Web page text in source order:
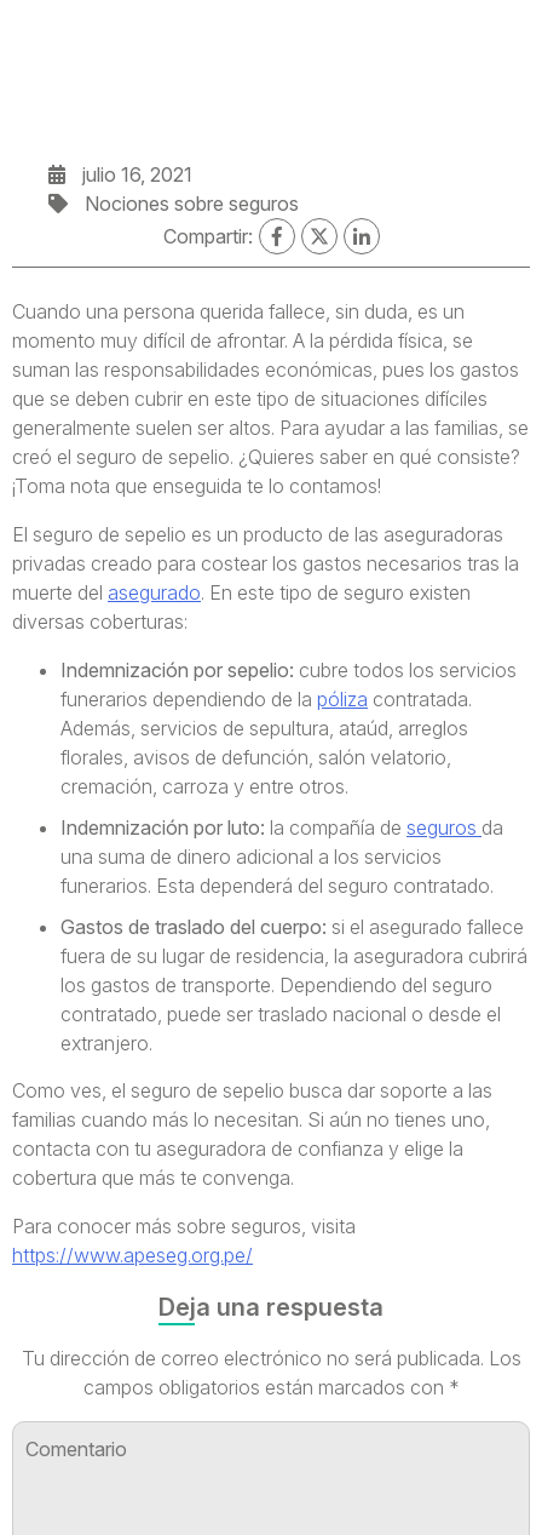
julio 16, 2021
Nociones sobre seguros
Compartir:
Cuando una persona querida fallece, sin duda, es un
momento muy difícil de afrontar. A la pérdida física, se
suman las responsabilidades económicas, pues los gastos
que se deben cubrir en este tipo de situaciones difíciles
generalmente suelen ser altos. Para ayudar a las familias, se
creó el seguro de sepelio. ¿Quieres saber en qué consiste?
¡Toma nota que enseguida te lo contamos!
El seguro de sepelio es un producto de las aseguradoras
privadas creado para costear los gastos necesarios tras la
muerte del asegurado. En este tipo de seguro existen
diversas coberturas:
Indemnización por sepelio: cubre todos los servicios
funerarios dependiendo de la póliza contratada.
Además, servicios de sepultura, ataúd, arreglos
florales, avisos de defunción, salón velatorio,
cremación, carroza y entre otros.
Indemnización por luto: la compañía de seguros da
una suma de dinero adicional a los servicios
funerarios. Esta dependerá del seguro contratado.
Gastos de traslado del cuerpo: si el asegurado fallece
fuera de su lugar de residencia, la aseguradora cubrirá
los gastos de transporte. Dependiendo del seguro
contratado, puede ser traslado nacional o desde el
extranjero.
Como ves, el seguro de sepelio busca dar soporte a las
familias cuando más lo necesitan. Si aún no tienes uno,
contacta con tu aseguradora de confianza y elige la
cobertura que más te convenga.
Para conocer más sobre seguros, visita
https://www.apeseg.org.pe/
Deja una respuesta
Tu dirección de correo electrónico no será publicada. Los
campos obligatorios están marcados con *